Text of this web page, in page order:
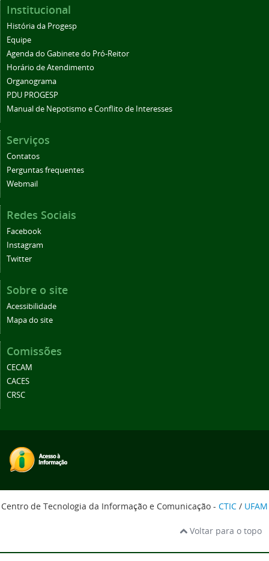
Institucional
História da Progesp
Equipe
Agenda do Gabinete do Pró-Reitor
Horário de Atendimento
Organograma
PDU PROGESP
Manual de Nepotismo e Conflito de Interesses
Serviços
Contatos
Perguntas frequentes
Webmail
Redes Sociais
Facebook
Instagram
Twitter
Sobre o site
Acessibilidade
Mapa do site
Comissões
CECAM
CACES
CRSC
Centro de Tecnologia da Informação e Comunicação - CTIC / UFAM
Voltar para o topo